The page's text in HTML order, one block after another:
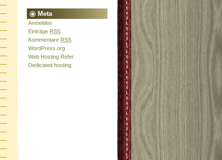
Meta
Anmelden
Einträge RSS
Kommentare RSS
WordPress.org
Web Hosting Refer
Dedicated hosting